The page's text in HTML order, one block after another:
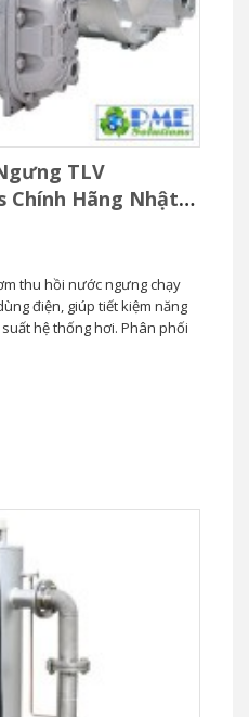
TLV
Chính Hãng Nhật
thu hồi nước ngưng chạy
điện, giúp tiết kiệm năng
hệ thống hơi. Phân phối